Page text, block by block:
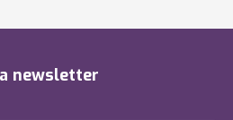
newsletter